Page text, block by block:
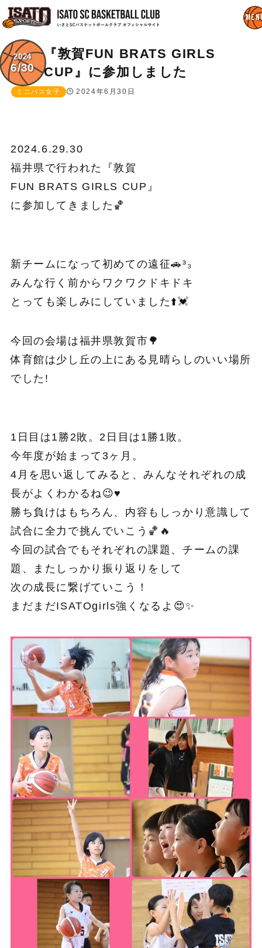
『敦賀FUN BRATS GIRLS
CUP』に参加しました
2024
6/30
ミニバス女子 2024年6月30日
2024.6.29.30
福井県で行われた『敦賀
FUN BRATS GIRLS CUP』
に参加してきました🏀
新チームになって初めての遠征🚗³₃
みんな行く前からワクワクドキドキ
とっても楽しみにしていました⬆️💓
今回の会場は福井県敦賀市🌳
体育館は少し丘の上にある見晴らしのいい場所
でした!
1日目は1勝2敗。2日目は1勝1敗。
今年度が始まって3ヶ月。
4月を思い返してみると、みんなそれぞれの成
長がよくわかるね😉♥️
勝ち負けはもちろん、内容もしっかり意識して
試合に全力で挑んでいこう🏀🔥
今回の試合でもそれぞれの課題、チームの課
題、またしっかり振り返りをして
次の成長に繋げていこう！
まだまだISATOgirls強くなるよ😍✨️